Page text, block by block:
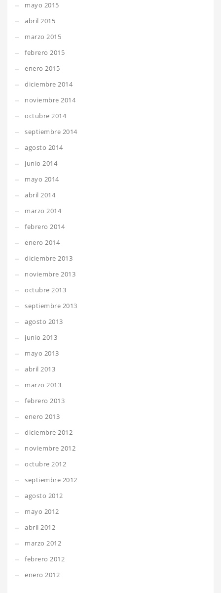
mayo 2015
abril 2015
marzo 2015
febrero 2015
enero 2015
diciembre 2014
noviembre 2014
octubre 2014
septiembre 2014
agosto 2014
junio 2014
mayo 2014
abril 2014
marzo 2014
febrero 2014
enero 2014
diciembre 2013
noviembre 2013
octubre 2013
septiembre 2013
agosto 2013
junio 2013
mayo 2013
abril 2013
marzo 2013
febrero 2013
enero 2013
diciembre 2012
noviembre 2012
octubre 2012
septiembre 2012
agosto 2012
mayo 2012
abril 2012
marzo 2012
febrero 2012
enero 2012